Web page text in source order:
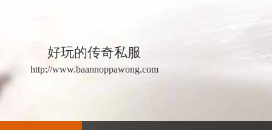
好玩的传奇私服
http://www.baannoppawong.com